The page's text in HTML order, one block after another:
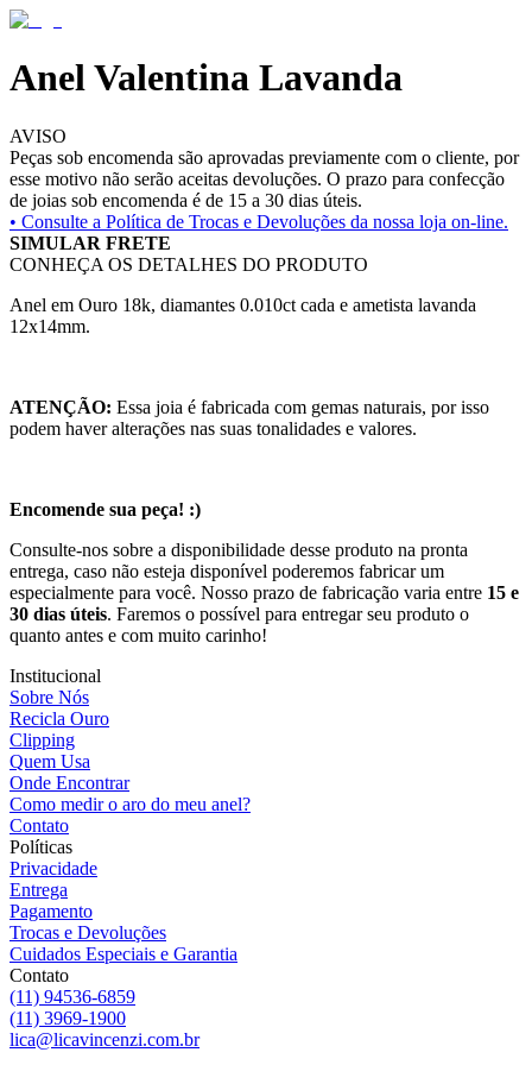
Anel Valentina Lavanda
AVISO
Peças sob encomenda são aprovadas previamente com o cliente, por
esse motivo não serão aceitas devoluções. O prazo para confecção
de joias sob encomenda é de 15 a 30 dias úteis.
• Consulte a Política de Trocas e Devoluções da nossa loja on-line.
SIMULAR FRETE
CONHEÇA OS DETALHES DO PRODUTO
Anel em Ouro 18k, diamantes 0.010ct cada e ametista lavanda
12x14mm.
ATENÇÃO: Essa joia é fabricada com gemas naturais, por isso
podem haver alterações nas suas tonalidades e valores.
Encomende sua peça! :)
Consulte-nos sobre a disponibilidade desse produto na pronta
entrega, caso não esteja disponível poderemos fabricar um
especialmente para você. Nosso prazo de fabricação varia entre 15 e
30 dias úteis. Faremos o possível para entregar seu produto o
quanto antes e com muito carinho!
Institucional
Sobre Nós
Recicla Ouro
Clipping
Quem Usa
Onde Encontrar
Como medir o aro do meu anel?
Contato
Políticas
Privacidade
Entrega
Pagamento
Trocas e Devoluções
Cuidados Especiais e Garantia
Contato
(11) 94536-6859
(11) 3969-1900
lica@licavincenzi.com.br